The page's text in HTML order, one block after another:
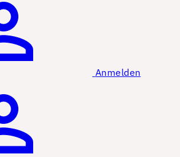
Anmelden